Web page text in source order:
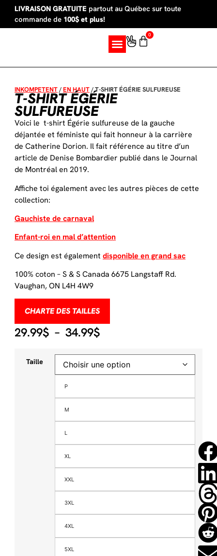
LIVRAISON GRATUITE partout au Québec sur toute
commande de 100$ et plus!
0
INKOMPETENT/EN HAUT/T-SHIRT ÉGÉRIE SULFUREUSE
T-SHIRT ÉGÉRIE
SULFUREUSE
Voici le t-shirt Égérie sulfureuse de la gauche
déjantée et féministe qui fait honneur à la carrière
de Catherine Dorion. Il fait référence au titre d’un
article de Denise Bombardier publié dans le Journal
de Montréal en 2019.
Affiche toi également avec les autres pièces de cette
collection:
Gauchiste de carnaval
Enfant-roi en mal d’attention
Ce design est également disponible en grand sac
100% coton – S & S Canada 6675 Langstaff Rd.
Vaughan, ON L4H 4W9
CHARTE DES TAILLES
29.99$ – 34.99$
Taille
P
M
L
XL
XXL
3XL
4XL
5XL